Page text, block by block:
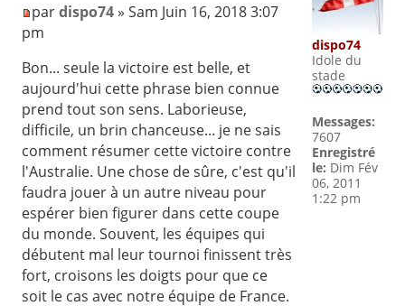
pardispo74» Sam Juin 16, 2018 3:07
pm
Bon... seule la victoire est belle, et
aujourd'hui cette phrase bien connue
prend tout son sens. Laborieuse,
difficile, un brin chanceuse... je ne sais
comment résumer cette victoire contre
l'Australie. Une chose de sûre, c'est qu'il
faudra jouer à un autre niveau pour
espérer bien figurer dans cette coupe
du monde. Souvent, les équipes qui
débutent mal leur tournoi finissent très
fort, croisons les doigts pour que ce
soit le cas avec notre équipe de France.
dispo74
Idole du
stade
Messages:
7607
Enregistré
le: Dim Fév
06, 2011
1:22 pm